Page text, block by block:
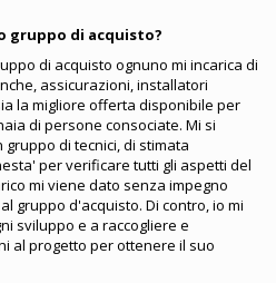
gruppo di acquisto?
di acquisto ognuno mi incarica di
assicurazioni, installatori
la migliore offerta disponibile per
di persone consociate. Mi si
di tecnici, di stimata
per verificare tutti gli aspetti del
mi viene dato senza impegno
gruppo d'acquisto. Di contro, io mi
sviluppo e a raccogliere e
al progetto per ottenere il suo